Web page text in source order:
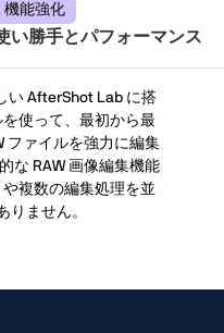
機能強化
い勝手とパフォーマンス
い AfterShot Lab に搭
使って、最初から最
ファイルを強力に編集
な RAW 画像編集機能
複数の編集処理を並
りません。